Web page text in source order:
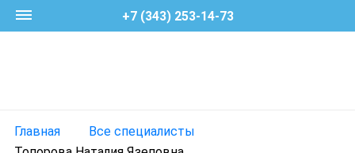
+7 (343) 253-14-73
Главная
Все специалисты